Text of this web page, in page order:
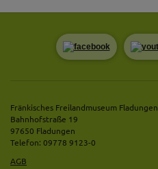
Fränkisches Freilandmuseum Fladungen
Bahnhofstraße 19
97650 Fladungen
Telefon: 09778 9123-0
AGB